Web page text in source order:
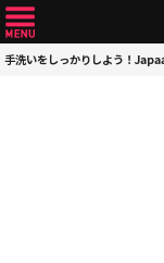
手洗いをしっかりしよう！